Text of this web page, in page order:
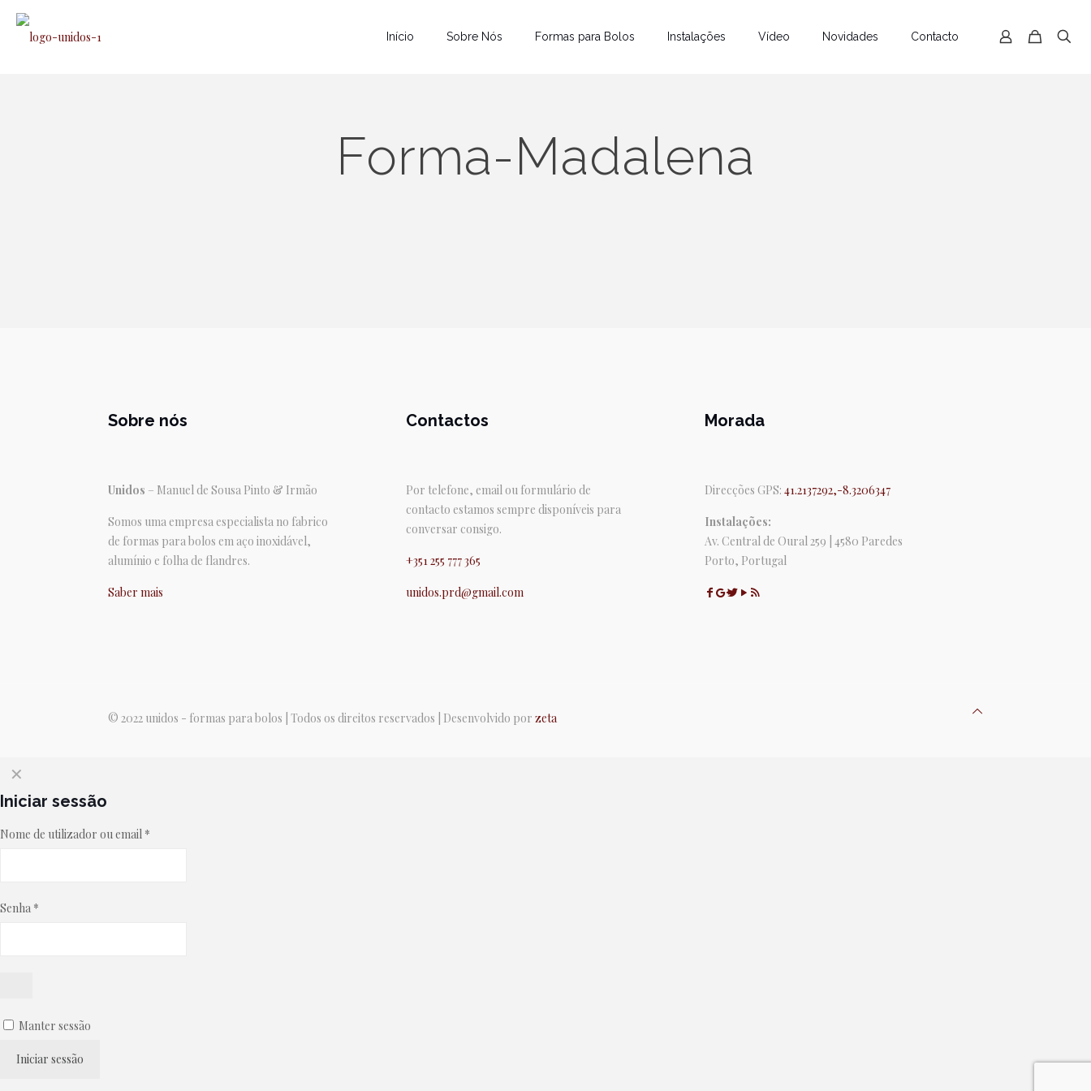
Início Sobre Nós Formas para Bolos Instalações Vídeo Novidades Contacto
Forma-Madalena
Sobre nós
Unidos – Manuel de Sousa Pinto & Irmão
Somos uma empresa especialista no fabrico
de formas para bolos em aço inoxidável,
alumínio e folha de flandres.
Saber mais
Contactos
Por telefone, email ou formulário de
contacto estamos sempre disponíveis para
conversar consigo.
+351 255 777 365
unidos.prd@gmail.com
Morada
Direcções GPS: 41.2137292,-8.3206347
Instalações:
Av. Central de Oural 259 | 4580 Paredes
Porto, Portugal
© 2022 unidos - formas para bolos | Todos os direitos reservados | Desenvolvido por zeta
✕
Iniciar sessão
Nome de utilizador ou email *
Senha *
Manter sessão
Iniciar sessão